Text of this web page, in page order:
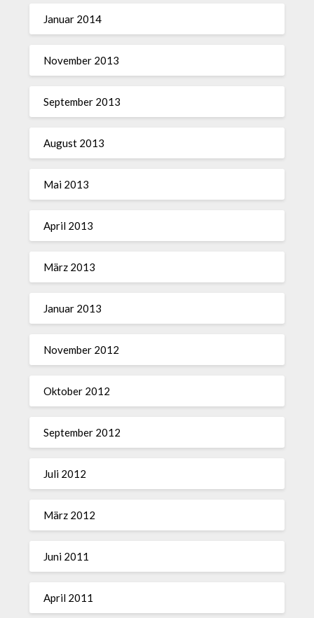
Januar 2014
November 2013
September 2013
August 2013
Mai 2013
April 2013
März 2013
Januar 2013
November 2012
Oktober 2012
September 2012
Juli 2012
März 2012
Juni 2011
April 2011